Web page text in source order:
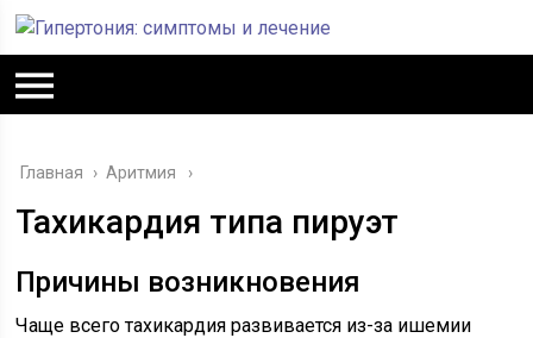
Главная › Аритмия
Тахикардия типа пируэт
Причины возникновения
Чаще всего тахикардия развивается из-за ишемии